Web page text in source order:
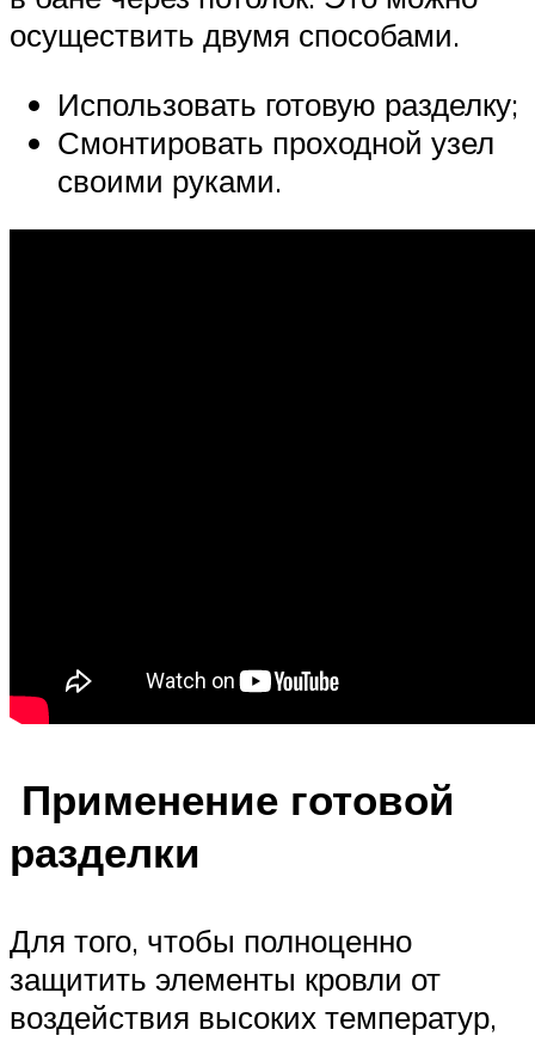
осуществить двумя способами.
Использовать готовую разделку;
Смонтировать проходной узел
своими руками.
Применение готовой
разделки
Для того, чтобы полноценно
защитить элементы кровли от
воздействия высоких температур,